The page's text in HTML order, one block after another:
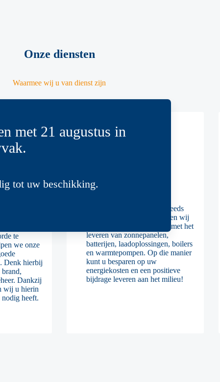
met 21 augustus in
tot uw beschikking.
Onze diensten
Waarmee wij u van dienst zijn
te
we onze
Denk hierbij
Dankzij
wij u hierin
nodig heeft.
Duurzame energie
Duurzame energie wordt steeds
belangrijker. Als Sterk helpen wij
onze opdrachtgevers graag met het
leveren van zonnepanelen,
batterijen, laadoplossingen, boilers
en warmtepompen. Op die manier
kunt u besparen op uw
energiekosten en een positieve
bijdrage leveren aan het milieu!